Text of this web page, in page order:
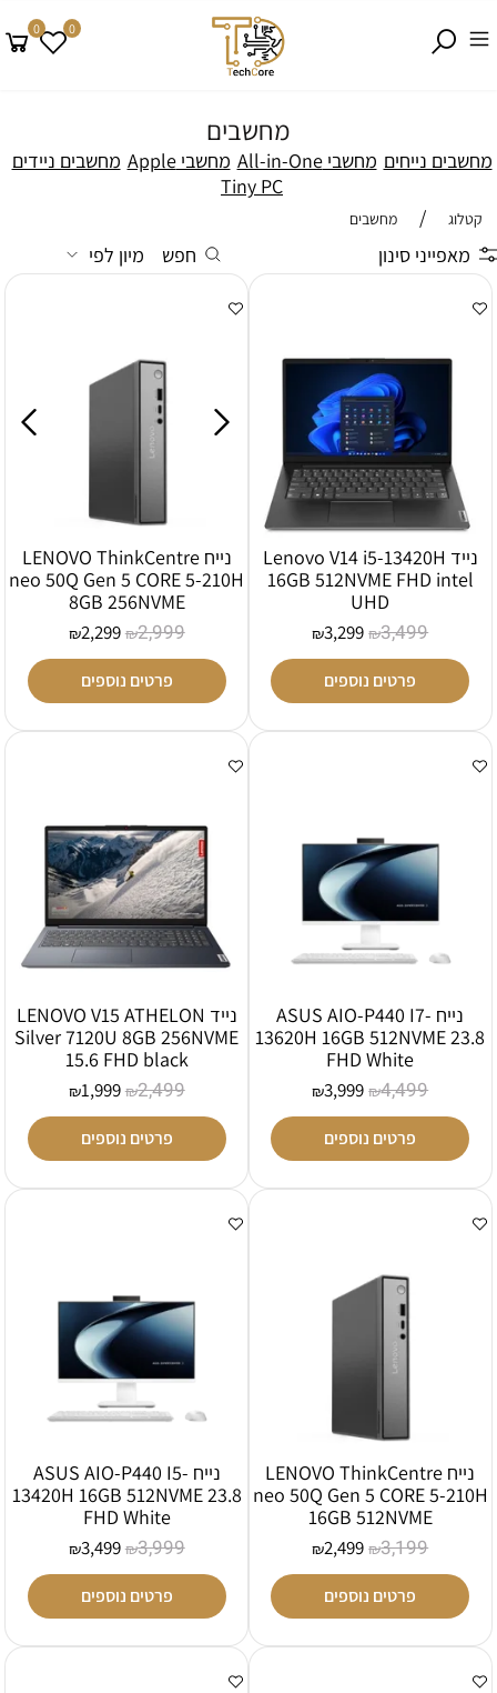
0 0
מחשבים
מחשבים נייחים מחשבי All-in-One מחשבי Apple
מחשבים ניידים
Tiny PC
קטלוג / מחשבים
מאפייני סינון חפש מיון לפי
נייד Lenovo V14 i5-13420H
16GB 512NVME FHD intel
UHD
₪3,499
₪3,299
פרטים נוספים
נייח LENOVO ThinkCentre
neo 50Q Gen 5 CORE 5-210H
8GB 256NVME
₪2,999
₪2,299
פרטים נוספים
נייח ASUS AIO-P440 I7-
13620H 16GB 512NVME 23.8
FHD White
₪4,499
₪3,999
פרטים נוספים
נייד LENOVO V15 ATHELON
Silver 7120U 8GB 256NVME
15.6 FHD black
₪2,499
₪1,999
פרטים נוספים
נייח LENOVO ThinkCentre
neo 50Q Gen 5 CORE 5-210H
16GB 512NVME
₪3,199
₪2,499
פרטים נוספים
נייח ASUS AIO-P440 I5-
13420H 16GB 512NVME 23.8
FHD White
₪3,999
₪3,499
פרטים נוספים